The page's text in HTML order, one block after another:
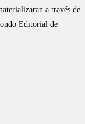
a través de
Editorial de